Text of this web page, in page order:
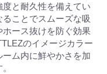
と耐久性を備えてい
ことでスムーズな吸
ース抜けを防ぐ効果
のイメージカラー
ム内に鮮やかさを加